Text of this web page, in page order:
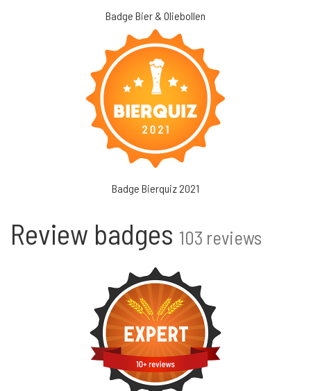
Badge Bier & Oliebollen
Badge Bierquiz 2021
Review badges 103 reviews